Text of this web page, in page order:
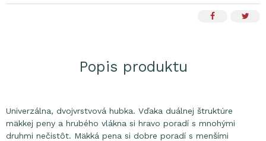
Popis produktu
Univerzálna, dvojvrstvová hubka. Vďaka duálnej štruktúre
mäkkej peny a hrubého vlákna si hravo poradí s mnohými
druhmi nečistôt. Mäkká pena si dobre poradí s menšími